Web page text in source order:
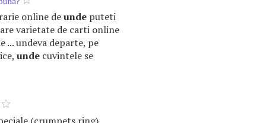
online deunde puteti
varietate de carti online
... undeva departe, pe
unde cuvintele se